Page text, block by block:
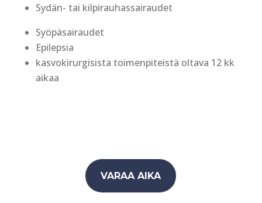
Sydän- tai kilpirauhassairaudet
Syöpäsairaudet
Epilepsia
kasvokirurgisista toimenpiteistä oltava 12 kk
aikaa
VARAA AIKA